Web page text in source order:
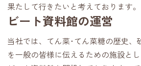
果たして行きたいと考えております。
ビート資料館の運営
当社では、てん菜･てん菜糖の歴史、
を一般の皆様に伝えるための施設と